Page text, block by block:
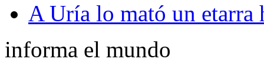
A Uría lo mató un etarra
informa el mundo